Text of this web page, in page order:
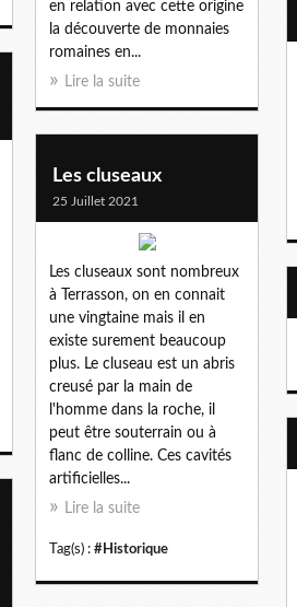
en relation avec cette origine
la découverte de monnaies
romaines en...
Lire la suite
Les cluseaux
25 Juillet 2021
Les cluseaux sont nombreux
à Terrasson, on en connait
une vingtaine mais il en
existe surement beaucoup
plus. Le cluseau est un abris
creusé par la main de
l'homme dans la roche, il
peut être souterrain ou à
flanc de colline. Ces cavités
artificielles...
Lire la suite
Tag(s) : #Historique